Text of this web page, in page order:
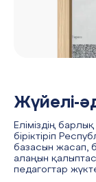
Жүйелі-
Еліміздің
біріктіріп
базасын жасап,
алаңын
педагогтар